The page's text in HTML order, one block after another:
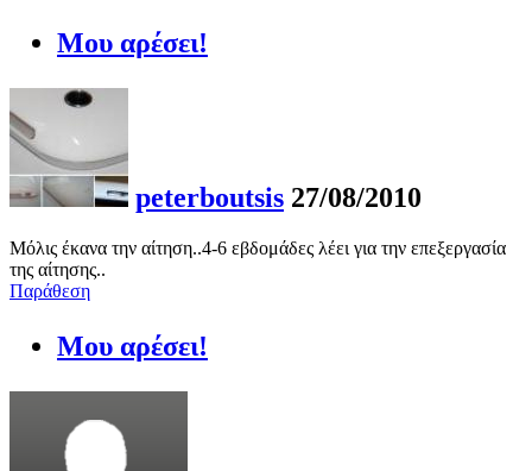
Μου αρέσει!
peterboutsis 27/08/2010
Μόλις έκανα την αίτηση..4-6 εβδομάδες λέει για την επεξεργασία
της αίτησης..
Παράθεση
Μου αρέσει!